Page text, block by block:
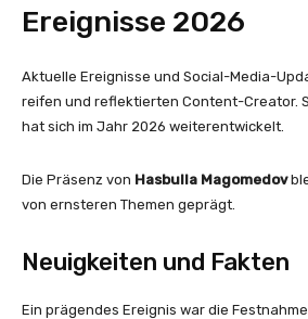
Ereignisse 2026
Aktuelle Ereignisse und Social-Media-
reifen und reflektierten Content-Creator.
hat sich im Jahr 2026 weiterentwickelt.
Die Präsenz von Hasbulla Magomedov
von ernsteren Themen geprägt.
Neuigkeiten und Fakten
Ein prägendes Ereignis war die